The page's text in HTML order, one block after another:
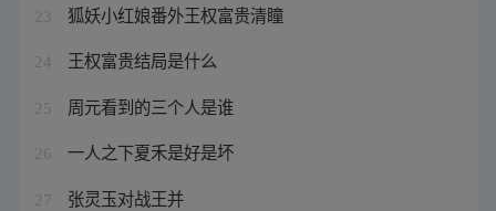
23 狐妖小红娘番外王权富贵清瞳
24 王权富贵结局是什么
25 周元看到的三个人是谁
26 一人之下夏禾是好是坏
27 张灵玉对战王并